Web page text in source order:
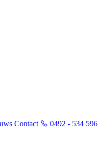
Contact 0492 - 534 596